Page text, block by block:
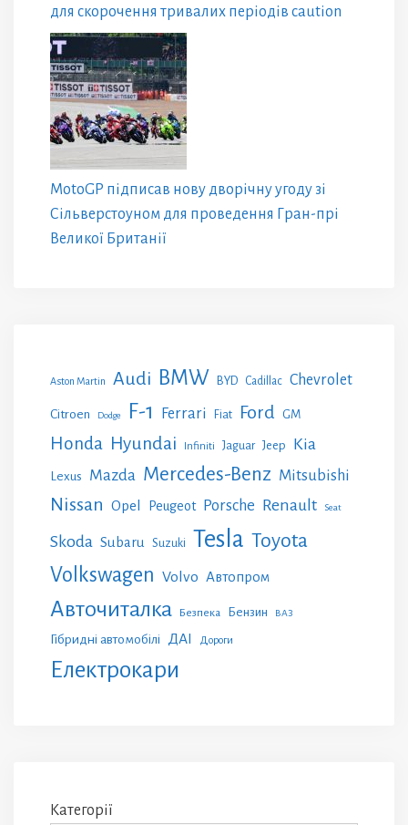
для скорочення тривалих періодів caution
MotoGP підписав нову дворічну угоду зі
Сільверстоуном для проведення Гран-прі
Великої Британії
Aston Martin Audi BMW BYD Cadillac Chevrolet
Citroen Dodge F-1 Ferrari Fiat Ford GM
Honda Hyundai Infiniti Jaguar Jeep Kia
Lexus Mazda Mercedes-Benz Mitsubishi
Nissan Opel Peugeot Porsche Renault Seat
Skoda Subaru Suzuki Tesla Toyota
Volkswagen Volvo Автопром
Авточиталка Безпека Бензин ВАЗ
Гібридні автомобілі ДАІ Дороги
Електрокари
Категорії